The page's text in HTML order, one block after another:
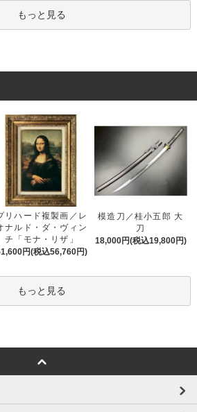
もっと見る
リハード複製画／レ
ナルド・ダ・ヴィン
チ「モナ・リザ」
円(税込56,760円)
模造刀／桂小五郎 大
刀
18,000円(税込19,800円)
もっと見る